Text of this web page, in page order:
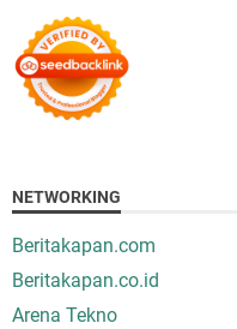
NETWORKING
Beritakapan.com
Beritakapan.co.id
Arena Tekno